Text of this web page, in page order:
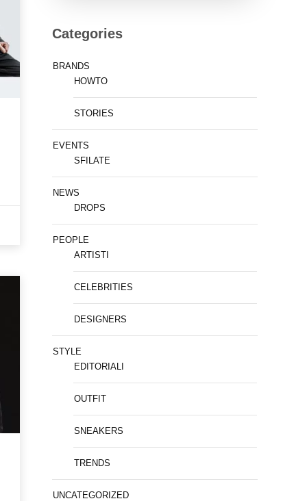
Categories
BRANDS
HOWTO
STORIES
EVENTS
SFILATE
NEWS
DROPS
PEOPLE
ARTISTI
CELEBRITIES
DESIGNERS
STYLE
EDITORIALI
OUTFIT
SNEAKERS
TRENDS
UNCATEGORIZED